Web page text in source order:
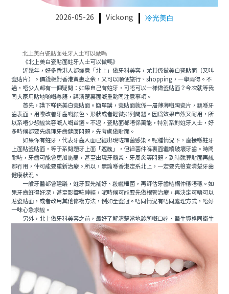
2026-05-26 Vickong 冷光美白
北上美白瓷貼面蛀牙人士可以做嗎
《北上美白瓷貼面蛀牙人士可以做嗎》
近幾年，好多香港人都鍾意「北上」做牙科美容，尤其係做美白瓷貼面（又叫
瓷貼片）。價錢相對香港實惠之余，又可以順便旅行、shopping，一舉兩得。不
過，唔少人都有一個疑問：如果自己有蛀牙，可唔可以一樣做瓷貼面？今次就等我
同大家用貼地啲嘅粵語，講清楚裏面嘅重點同注意事項。
首先，講下咩係美白瓷貼面。簡單講，瓷貼面就係一層薄薄嘅陶瓷片，黐喺牙
齒表面，用嚟改善牙齒嘅顔色、形狀或者輕微排列問題。因爲效果自然又耐用，所
以系唔少想靓笑容嘅人嘅首選。不過，瓷貼面都唔係萬能，特別系對蛀牙人士，好
多時候都要先處理牙齒健康問題，先考慮做貼面。
如果你有蛀牙，代表牙齒入面已經出現咗細菌感染。呢種情況下，直接喺蛀牙
上面貼瓷貼面，等于系問題牙上面「遮醜」，但細菌仲喺裏面繼續破壞牙齒。時間
耐咗，牙齒可能會更加脆弱，甚至出現牙髓炎、牙周炎等問題，到時就算貼面再靓
都冇用，仲可能要重新治療。所以，無論喺香港定系北上，一定要先檢查清楚牙齒
健康狀況。
一般牙醫都會建議，蛀牙要先補好、殺曬細菌，再評估牙齒結構仲穩唔穩。如
果牙齒蛀得好深，甚至影響咗神經，呢時候可能要先做根管治療，再決定可唔可以
貼瓷貼面，或者改用其他修複方法，例如全瓷冠。唔同情況有唔同處理方式，唔好
一味心急求靓。
另外，北上做牙科美容之前，最好了解清楚當地診所嘅口碑、醫生資格同衛生